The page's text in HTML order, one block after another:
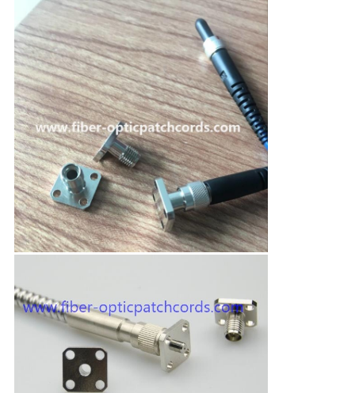
ニ
ュ
ー
ス
引
用
を
要
求